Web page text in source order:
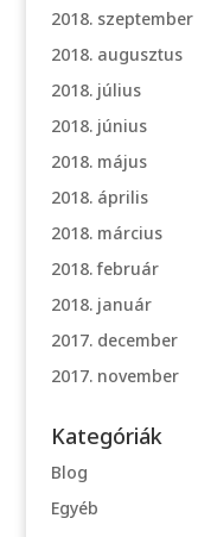
2018. szeptember
2018. augusztus
2018. július
2018. június
2018. május
2018. április
2018. március
2018. február
2018. január
2017. december
2017. november
Kategóriák
Blog
Egyéb